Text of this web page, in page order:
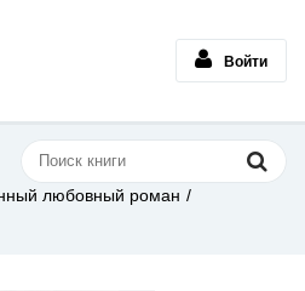
Войти
любовный роман